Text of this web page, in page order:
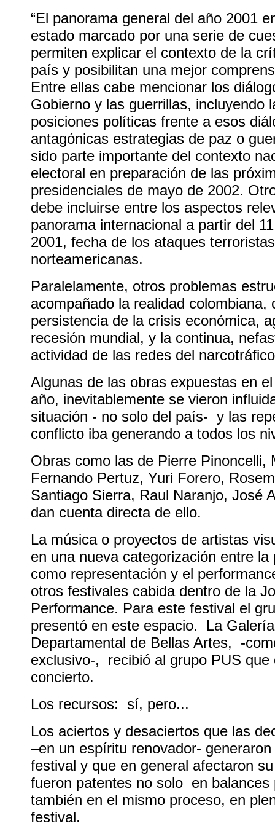
“El panorama general del año 2001
estado marcado por una serie de
permiten explicar el contexto de la
país y posibilitan una mejor
Entre ellas cabe mencionar los
Gobierno y las guerrillas, incluyendo
posiciones políticas frente a esos
antagónicas estrategias de paz o
sido parte importante del contexto
electoral en preparación de las
presidenciales de mayo de 2002.
debe incluirse entre los aspectos
panorama internacional a partir del
2001, fecha de los ataques
norteamericanas.
Paralelamente, otros problemas
acompañado la realidad colombiana,
persistencia de la crisis económica,
recesión mundial, y la continua,
actividad de las redes del
Algunas de las obras expuestas en
año, inevitablemente se vieron
situación - no solo del país- y las
conflicto iba generando a todos los
Obras como las de Pierre Pinoncelli,
Fernando Pertuz, Yuri Forero,
Santiago Sierra, Raul Naranjo, José
dan cuenta directa de ello.
La música o proyectos de artistas
en una nueva categorización entre la
como representación y el
otros festivales cabida dentro de la
Performance. Para este festival el
presentó en este espacio. La
Departamental de Bellas Artes, -
exclusivo-, recibió al grupo PUS que
concierto.
Los recursos: sí, pero...
Los aciertos y desaciertos que las
–en un espíritu renovador-
festival y que en general afectaron
fueron patentes no solo en balances
también en el mismo proceso, en
festival.